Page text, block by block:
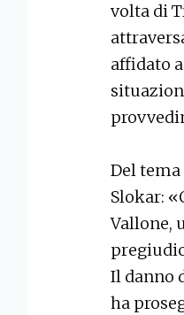
volta di
affidato
Del
Slokar:
Vallone,
Il danno
ha